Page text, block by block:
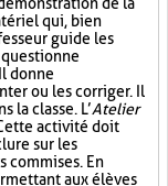
qui, bien
guide les
donne
ou les corriger. Il
la classe. L’Atelier
activité doit
sur les
commises. En
aux élèves